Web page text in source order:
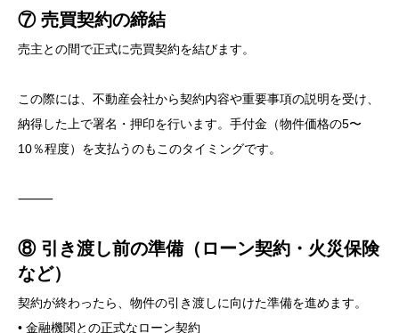
⑦ 売買契約の締結
売主との間で正式に売買契約を結びます。
この際には、不動産会社から契約内容や重要事項の説明を受け、
納得した上で署名・押印を行います。手付金（物件価格の5〜
10％程度）を支払うのもこのタイミングです。
⸻
⑧ 引き渡し前の準備（ローン契約・火災保険
など）
契約が終わったら、物件の引き渡しに向けた準備を進めます。
• 金融機関との正式なローン契約